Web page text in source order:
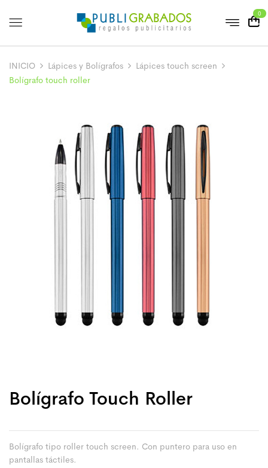
0
INICIO Lápices y Bolígrafos
Lápices touch screen
Bolígrafo touch roller
Bolígrafo Touch Roller
Bolígrafo tipo roller touch screen. Con puntero para uso en
pantallas táctiles.